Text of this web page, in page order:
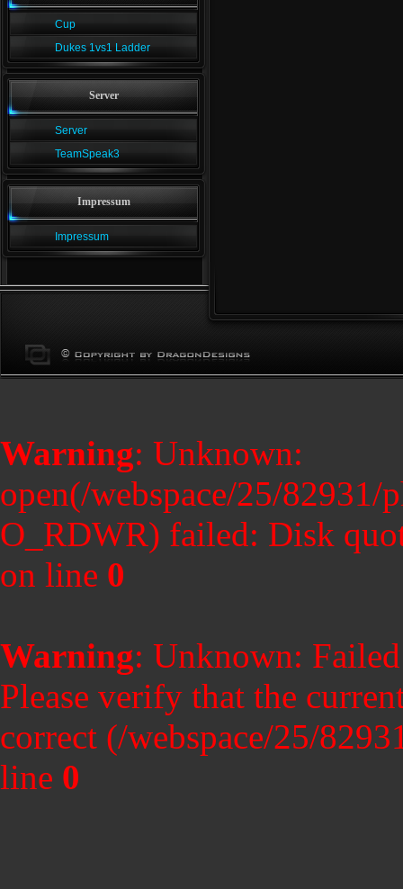
Cup
Dukes 1vs1 Ladder
Server
Server
TeamSpeak3
Impressum
Impressum
Warning: Unknown:
open(/webspace/25/82931/
O_RDWR) failed: Disk
on line 0
Warning: Unknown:
Please verify that the
correct (/webspace/25/
line 0